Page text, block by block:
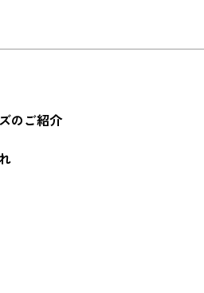
のご紹介